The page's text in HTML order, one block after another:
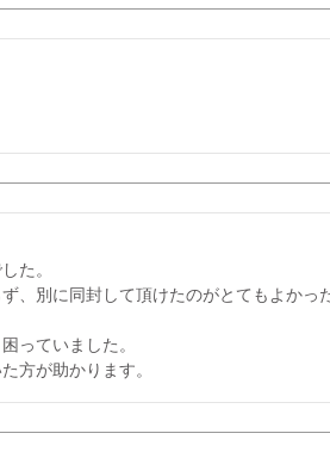
た。
、別に同封して頂けたのがとてもよかっ
っていました。